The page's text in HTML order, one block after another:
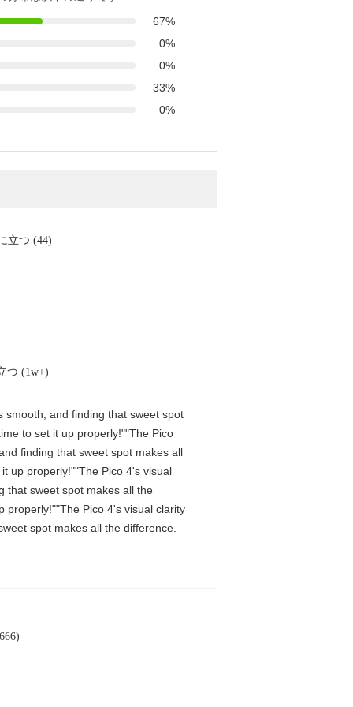
67%
0%
0%
33%
0%
立つ (44)
つ (1w+)
smooth, and finding that sweet spot
to set it up properly!""The Pico
finding that sweet spot makes all
up properly!""The Pico 4's visual
that sweet spot makes all the
properly!""The Pico 4's visual clarity
spot makes all the difference.